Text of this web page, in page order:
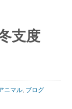
支度
ニマル ブログ